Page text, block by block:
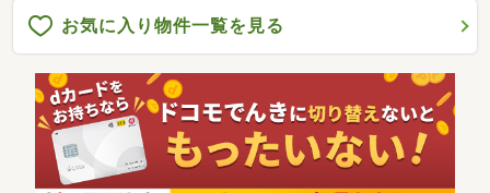
お気に入り物件一覧を見る